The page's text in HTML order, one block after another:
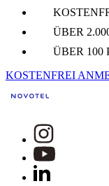
ÜBER
ÜBER 100
KOSTENFREI